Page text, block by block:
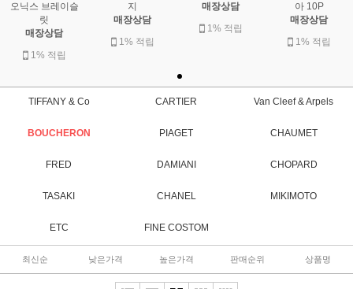
오닉스 브레이슬
릿
매장상담
1% 적립
지
매장상담
1% 적립
매장상담
1% 적립
아 10P
매장상담
1% 적립
TIFFANY & Co CARTIER Van Cleef & Arpels
BOUCHERON PIAGET CHAUMET
FRED DAMIANI CHOPARD
TASAKI CHANEL MIKIMOTO
ETC FINE COSTOM
최신순 낮은가격 높은가격 판매순위 상품명